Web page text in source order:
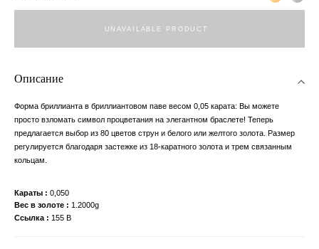
UNAVAILABLE PRODUCT
Описание
Форма бриллианта в бриллиантовом паве весом 0,05 карата: Вы можете
просто взломать символ процветания на элегантном браслете! Теперь
предлагается выбор из 80 цветов струн и белого или желтого золота. Размер
регулируется благодаря застежке из 18-каратного золота и трем связанным
кольцам.
Караты
0,050
Вес в золоте
1.2000g
Ссылка
155 B